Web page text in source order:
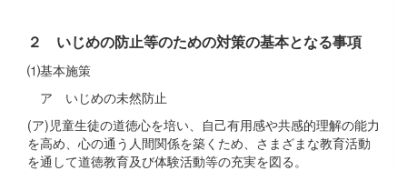
２ いじめの防止等のための対策の基本となる事項
⑴基本施策
ア いじめの未然防止
(ア)児童生徒の道徳心を培い、自己有用感や共感的理解の能力
を高め、心の通う人間関係を築くため、さまざまな教育活動
を通して道徳教育及び体験活動等の充実を図る。